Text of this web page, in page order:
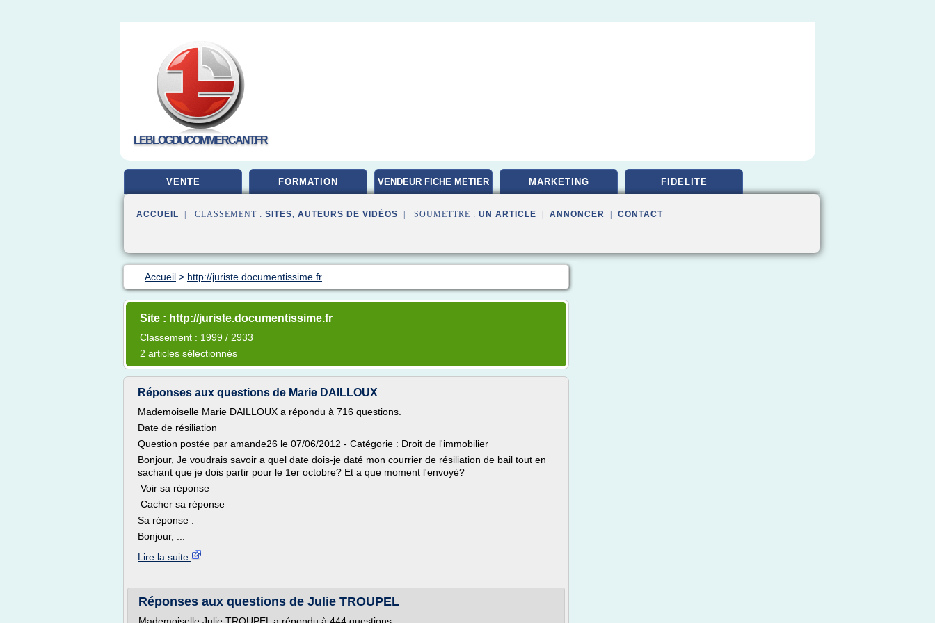
LEBLOGDUCOMMERCANT.FR
VENTE FORMATION VENDEUR FICHE METIER MARKETING FIDELITE
ACCUEIL | CLASSEMENT : SITES, AUTEURS DE VIDÉOS | SOUMETTRE : UN ARTICLE ANNONCER CONTACT
Accueil > http://juriste.documentissime.fr
Site : http://juriste.documentissime.fr
Classement : 1999 / 2933
2 articles sélectionnés
Réponses aux questions de Marie DAILLOUX
Mademoiselle Marie DAILLOUX a répondu à 716 questions.
Date de résiliation
Question postée par amande26 le 07/06/2012 - Catégorie : Droit de l'immobilier
Bonjour, Je voudrais savoir a quel date dois-je daté mon courrier de résiliation de bail tout en
sachant que je dois partir pour le 1er octobre? Et a que moment l'envoyé?
Voir sa réponse
Cacher sa réponse
Sa réponse :
Bonjour, ...
Lire la suite
Réponses aux questions de Julie TROUPEL